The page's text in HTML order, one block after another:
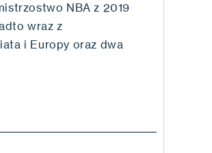
NBA z 2019
wraz z
i Europy oraz dwa